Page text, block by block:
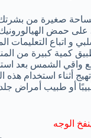
صغيرة من
على حمض
و اتباع التعليمات
كمية كبيرة من
واقي الشمس بعد
أثناء استخدام هذه
أو طبيب أمراض
الوجه